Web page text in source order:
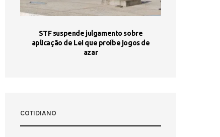
STF suspende julgamento sobre
aplicação de Lei que proíbe jogos de
azar
COTIDIANO